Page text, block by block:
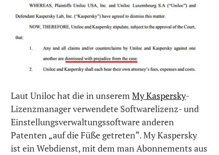
Laut Uniloc hat die in unseremMy Kaspersky-
Lizenzmanager verwendete Softwarelizenz- und
Einstellungsverwaltungssoftware anderen
Patenten „auf die Füße getreten“. My Kaspersky
ist ein Webdienst, mit dem man Abonnements aus